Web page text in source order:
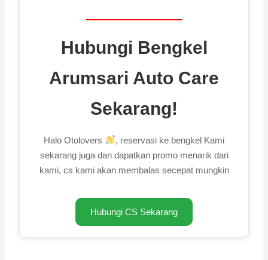
Hubungi Bengkel
Arumsari Auto Care
Sekarang!
Halo Otolovers
, reservasi ke bengkel Kami
sekarang juga dan dapatkan promo menarik dari
kami, cs kami akan membalas secepat mungkin
Hubungi CS Sekarang